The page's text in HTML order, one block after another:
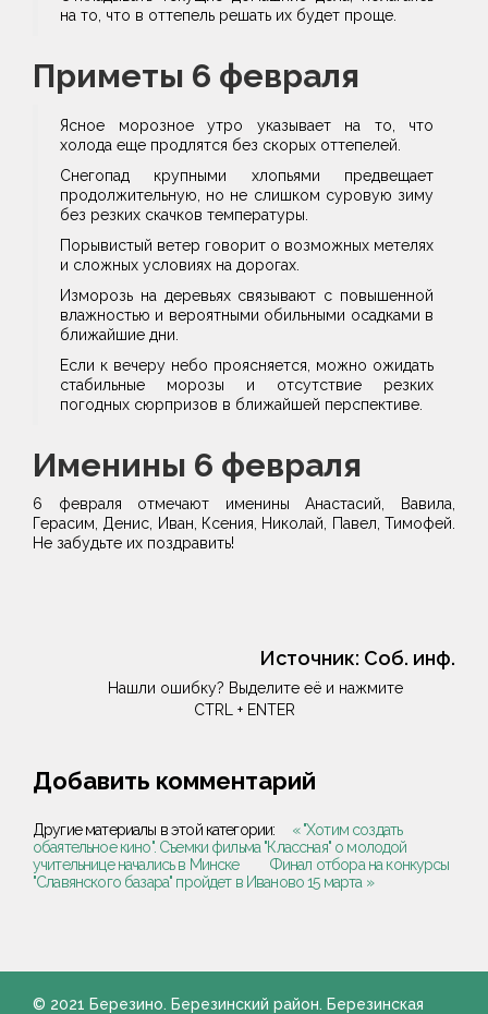
на то, что в оттепель решать их будет проще.
Приметы 6 февраля
Ясное морозное утро указывает на то, что
холода еще продлятся без скорых оттепелей.
Снегопад крупными хлопьями предвещает
продолжительную, но не слишком суровую зиму
без резких скачков температуры.
Порывистый ветер говорит о возможных метелях
и сложных условиях на дорогах.
Изморозь на деревьях связывают с повышенной
влажностью и вероятными обильными осадками в
ближайшие дни.
Если к вечеру небо проясняется, можно ожидать
стабильные морозы и отсутствие резких
погодных сюрпризов в ближайшей перспективе.
Именины 6 февраля
6 февраля отмечают именины Анастасий, Вавила,
Герасим, Денис, Иван, Ксения, Николай, Павел, Тимофей.
Не забудьте их поздравить!
Источник: Соб. инф.
Нашли ошибку? Выделите её и нажмите
CTRL + ENTER
Добавить комментарий
Другие материалы в этой категории:
« "Хотим создать
обаятельное кино". Съемки фильма "Классная" о молодой
учительнице начались в Минске
Финал отбора на конкурсы
"Славянского базара" пройдет в Иваново 15 марта »
© 2021 Березино. Березинский район. Березинская